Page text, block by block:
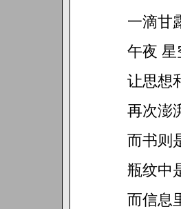
一滴甘
午夜 星
让思想
再次澎
而书则
瓶纹中
而信息